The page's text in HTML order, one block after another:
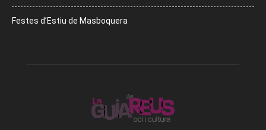
Festes d’Estiu de Masboquera